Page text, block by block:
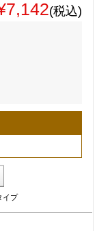
(税込)
イプ